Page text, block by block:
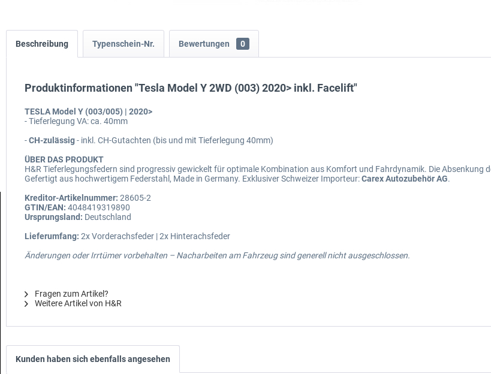
Beschreibung Typenschein-Nr. Bewertungen 0
Produktinformationen "Tesla Model Y 2WD (003) 2020> inkl. Facelift"
TESLA Model Y (003/005) | 2020>
- Tieferlegung VA: ca. 40mm
-CH-zulässig- inkl. CH-Gutachten (bis und mit Tieferlegung 40mm)
ÜBER DAS PRODUKT
H&R Tieferlegungsfedern sind progressiv gewickelt für optimale Kombination aus Komfort und Fahrdynamik. Die Absenkung
Gefertigt aus hochwertigem Federstahl, Made in Germany. Exklusiver Schweizer Importeur:Carex Autozubehör AG.
Kreditor-Artikelnummer: 28605-2
GTIN/EAN: 4048419319890
Ursprungsland: Deutschland
Lieferumfang: 2x Vorderachsfeder | 2x Hinterachsfeder
Änderungen oder Irrtümer vorbehalten – Nacharbeiten am Fahrzeug sind generell nicht ausgeschlossen.
Fragen zum Artikel?
Weitere Artikel von H&R
Kunden haben sich ebenfalls angesehen